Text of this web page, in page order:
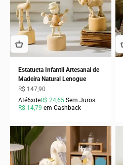
Estatueta Infantil Artesanal de
Madeira Natural Lenogue
Preço promocional
R$ 147,90
Até6xdeR$ 24,65 Sem Juros
R$ 14,79 em Cashback